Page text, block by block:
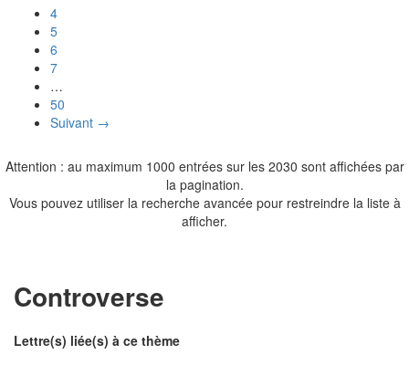
4
5
6
7
…
50
Suivant →
Attention : au maximum 1000 entrées sur les 2030 sont affichées par
la pagination.
Vous pouvez utiliser la recherche avancée pour restreindre la liste à
afficher.
Controverse
Lettre(s) liée(s) à ce thème